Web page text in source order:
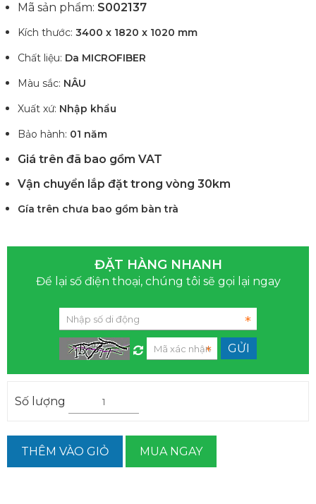
Mã sản phẩm: S002137
Kích thước: 3400 x 1820 x 1020 mm
Chất liệu: Da MICROFIBER
Màu sắc: NÂU
Xuất xứ: Nhập khẩu
Bảo hành: 01 năm
Giá trên đã bao gồm VAT
Vận chuyển lắp đặt trong vòng 30km
Gía trên chưa bao gồm bàn trà
ĐẶT HÀNG NHANH
Để lại số điện thoại, chúng tôi sẽ gọi lại ngay
Số lượng
THÊM VÀO GIỎ MUA NGAY